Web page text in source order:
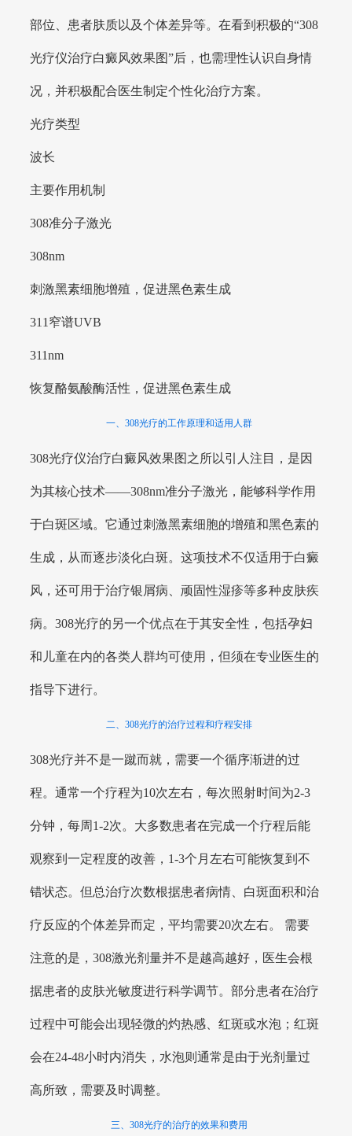
部位、患者肤质以及个体差异等。在看到积极的“308
光疗仪治疗白癜风效果图”后，也需理性认识自身情
况，并积极配合医生制定个性化治疗方案。
光疗类型
波长
主要作用机制
308准分子激光
308nm
刺激黑素细胞增殖，促进黑色素生成
311窄谱UVB
311nm
恢复酪氨酸酶活性，促进黑色素生成
一、308光疗的工作原理和适用人群
308光疗仪治疗白癜风效果图之所以引人注目，是因
为其核心技术——308nm准分子激光，能够科学作用
于白斑区域。它通过刺激黑素细胞的增殖和黑色素的
生成，从而逐步淡化白斑。这项技术不仅适用于白癜
风，还可用于治疗银屑病、顽固性湿疹等多种皮肤疾
病。308光疗的另一个优点在于其安全性，包括孕妇
和儿童在内的各类人群均可使用，但须在专业医生的
指导下进行。
二、308光疗的治疗过程和疗程安排
308光疗并不是一蹴而就，需要一个循序渐进的过
程。通常一个疗程为10次左右，每次照射时间为2-3
分钟，每周1-2次。大多数患者在完成一个疗程后能
观察到一定程度的改善，1-3个月左右可能恢复到不
错状态。但总治疗次数根据患者病情、白斑面积和治
疗反应的个体差异而定，平均需要20次左右。 需要
注意的是，308激光剂量并不是越高越好，医生会根
据患者的皮肤光敏度进行科学调节。部分患者在治疗
过程中可能会出现轻微的灼热感、红斑或水泡；红斑
会在24-48小时内消失，水泡则通常是由于光剂量过
高所致，需要及时调整。
三、308光疗的治疗的效果和费用